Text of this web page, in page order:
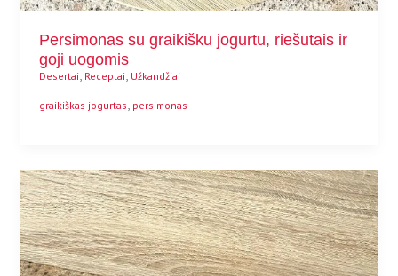
Persimonas su graikišku jogurtu, riešutais ir
goji uogomis
Desertai Receptai Užkandžiai
graikiškas jogurtas, persimonas